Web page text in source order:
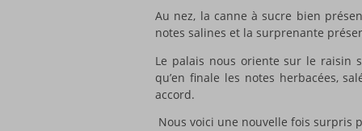
Au nez, la canne à sucre bien
notes salines et la surprenante
Le palais nous oriente sur le raisin
qu’en finale les notes herbacées,
accord.
Nous voici une nouvelle fois surpris